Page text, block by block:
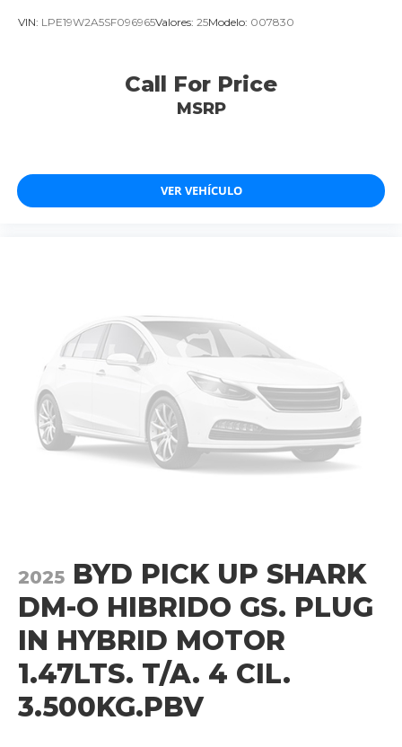
VIN: LPE19W2A5SF096965Valores: 25Modelo: 007830
Call For Price
MSRP
VER VEHÍCULO
2025 BYD PICK UP SHARK
DM-O HIBRIDO GS. PLUG
IN HYBRID MOTOR
1.47LTS. T/A. 4 CIL.
3.500KG.PBV